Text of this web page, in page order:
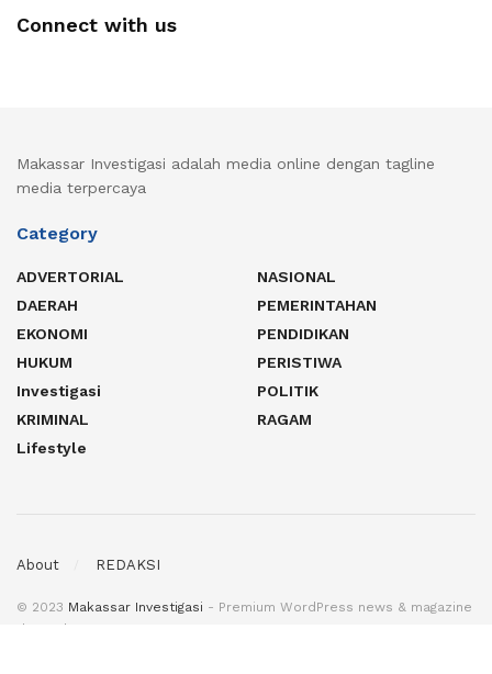
Connect with us
Makassar Investigasi adalah media online dengan tagline
media terpercaya
Category
ADVERTORIAL
DAERAH
EKONOMI
HUKUM
Investigasi
KRIMINAL
Lifestyle
NASIONAL
PEMERINTAHAN
PENDIDIKAN
PERISTIWA
POLITIK
RAGAM
About REDAKSI
© 2023 Makassar Investigasi - Premium WordPress news & magazine
theme by